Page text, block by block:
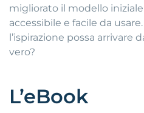
migliorato il modello
accessibile e facile da
l’ispirazione possa arrivare
vero?
L’eBook